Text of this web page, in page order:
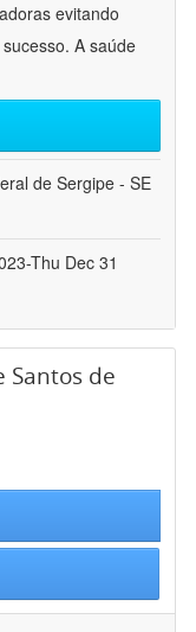
evitando
A saúde
de Sergipe - SE
Thu Dec 31
Santos de